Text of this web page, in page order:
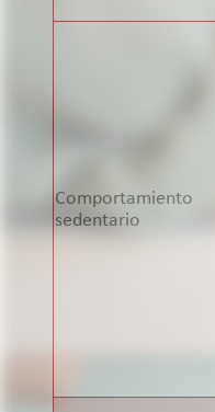
Comportamiento
sedentario